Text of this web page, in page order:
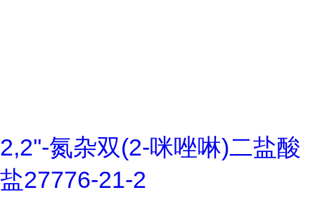
2,2''-氮杂双(2-咪唑啉)二盐酸
盐27776-21-2